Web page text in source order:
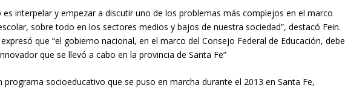
es interpelar y empezar a discutir uno de los problemas más complejos en el marco
sobre todo en los sectores medios y bajos de nuestra sociedad”, destacó Fein.
que “el gobierno nacional, en el marco del Consejo Federal de Educación, debe
que se llevó a cabo en la provincia de Santa Fe”
programa socioeducativo que se puso en marcha durante el 2013 en Santa Fe,